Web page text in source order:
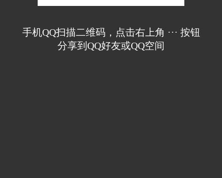
手机QQ扫描二维码，点击右上角 ··· 按钮
分享到QQ好友或QQ空间